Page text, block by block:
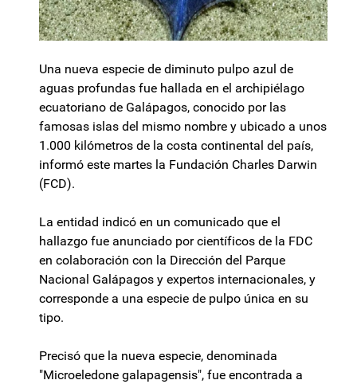
Una nueva especie de diminuto pulpo azul de
aguas profundas fue hallada en el archipiélago
ecuatoriano de Galápagos, conocido por las
famosas islas del mismo nombre y ubicado a unos
1.000 kilómetros de la costa continental del país,
informó este martes la Fundación Charles Darwin
(FCD).
La entidad indicó en un comunicado que el
hallazgo fue anunciado por científicos de la FDC
en colaboración con la Dirección del Parque
Nacional Galápagos y expertos internacionales, y
corresponde a una especie de pulpo única en su
tipo.
Precisó que la nueva especie, denominada
"Microeledone galapagensis", fue encontrada a